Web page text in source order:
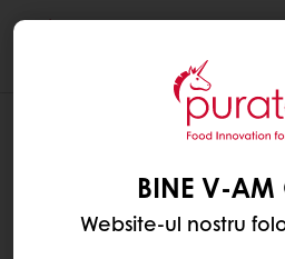
BINE V-AM
Website-ul nostru